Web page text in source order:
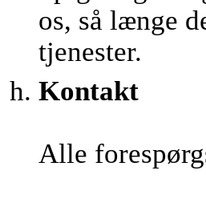
os, så længe
tjenester.
Kontakt
Alle